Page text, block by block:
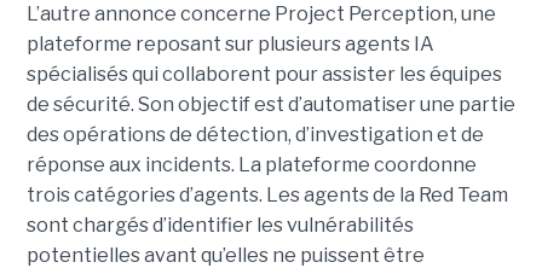
L’autre annonce concerne Project Perception, une
plateforme reposant sur plusieurs agents IA
spécialisés qui collaborent pour assister les équipes
de sécurité. Son objectif est d’automatiser une partie
des opérations de détection, d’investigation et de
réponse aux incidents. La plateforme coordonne
trois catégories d’agents. Les agents de la Red Team
sont chargés d’identifier les vulnérabilités
potentielles avant qu’elles ne puissent être